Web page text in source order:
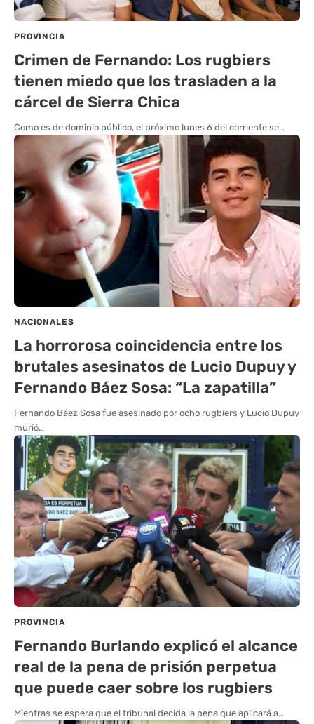
PROVINCIA
Crimen de Fernando: Los rugbiers
tienen miedo que los trasladen a la
cárcel de Sierra Chica
Como es de dominio público, el próximo lunes 6 del corriente se…
NACIONALES
La horrorosa coincidencia entre los
brutales asesinatos de Lucio Dupuy y
Fernando Báez Sosa: “La zapatilla”
Fernando Báez Sosa fue asesinado por ocho rugbiers y Lucio Dupuy
murió…
PROVINCIA
Fernando Burlando explicó el alcance
real de la pena de prisión perpetua
que puede caer sobre los rugbiers
Mientras se espera que el tribunal decida la pena que aplicará a…